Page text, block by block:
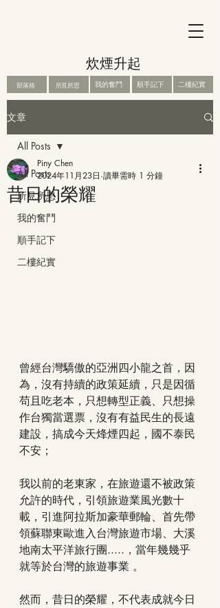
炊煙升起
所見所思 我的奮鬥 順手記下
部落格 二樓紀實
文章
All Posts
所見所思
我的奮鬥
順手記下
二樓紀實
All Posts
昔日的榮耀
Piny Chen
2024年11月23日 讀畢需時 1 分鐘
曾經台灣驕傲的亞洲四小龍之首，因
為，沒有持續的政策延續，只是因循
苟且吃老本，只想轉型正義、只想操
作台獨當選票，沒有有益民生的長遠
建設，搞成今天烽煙四起，國不泰民
不安；
我以前的老東家，在旅遊還不被政策
允許的時代，引領旅遊業風光數十
載，引進阿拉斯加豪華郵輪、首先帶
領蘇聯東歐進入台灣旅遊市場、大溪
地南太平洋旅行團.....，當年幾幾乎
就等於台灣的旅遊事業 。
然而，昔日的榮耀，不代表成就今日